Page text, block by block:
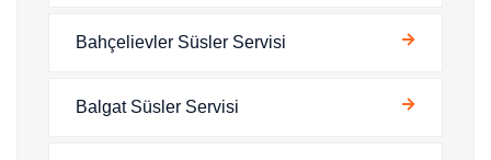
Bahçelievler Süsler Servisi
Balgat Süsler Servisi